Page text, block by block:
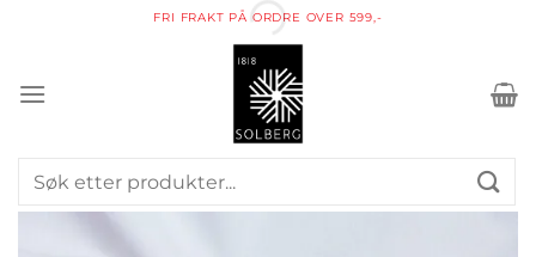
FRI FRAKT PÅ ORDRE OVER 599,-
Søk
etter: